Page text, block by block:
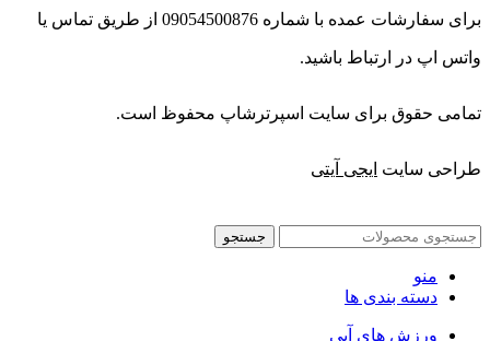
برای سفارشات عمده با شماره 09054500876 از طریق تماس یا
واتس اپ در ارتباط باشید.
تمامی حقوق برای سایت اسپرترشاپ محفوظ است.
طراحی سایت ایجی آیتی
جستجو
منو
دسته بندی ها
ورزش های آبی